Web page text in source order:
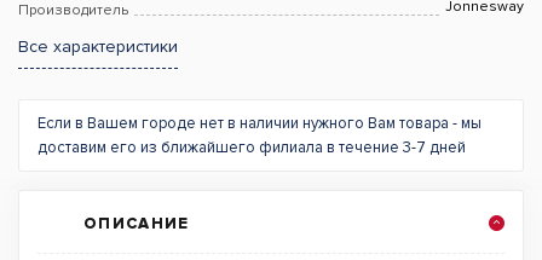
Производитель Jonnesway
Все характеристики
Если в Вашем городе нет в наличии нужного Вам товара - мы
доставим его из ближайшего филиала в течение 3-7 дней
ОПИСАНИЕ